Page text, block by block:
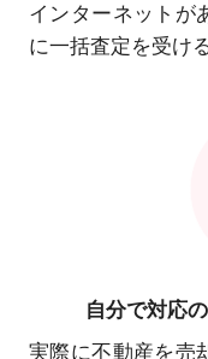
インターネットが
に一括査定を受け
自分で対応の
実際に不動産を売